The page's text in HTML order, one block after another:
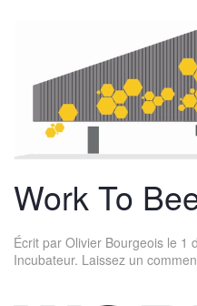
Work To
Écrit par Olivier Bourgeois le 1
Incubateur. Laissez un